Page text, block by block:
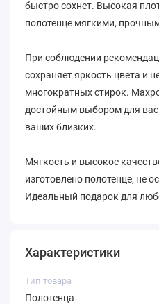
быстро сохнет. Высокая
полотенце мягкими,
При соблюдении
сохраняет яркость цвета и
многократных стирок.
достойным выбором для
ваших близких.
Мягкость и высокое
изготовлено полотенце, не
Идеальный подарок для
Характеристики
Тип товара
Полотенца